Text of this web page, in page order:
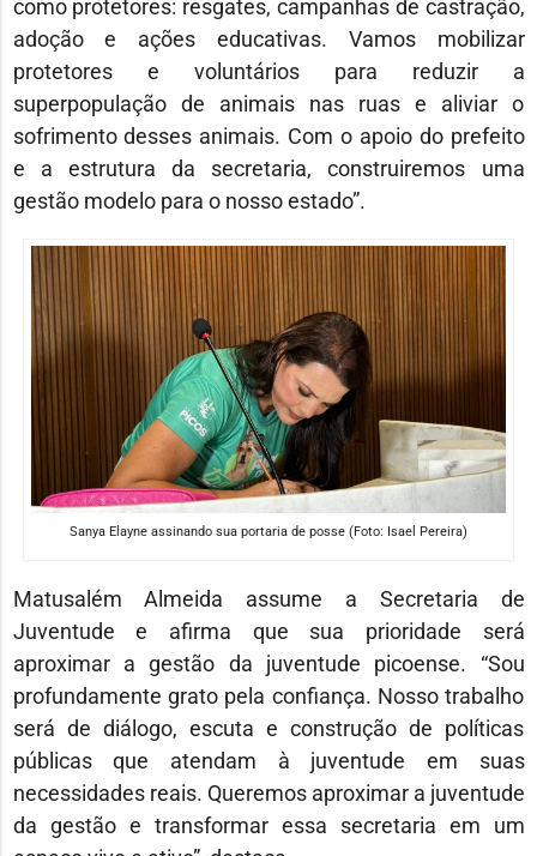
como protetores: resgates, campanhas de castração,
adoção e ações educativas. Vamos mobilizar
protetores e voluntários para reduzir a
superpopulação de animais nas ruas e aliviar o
sofrimento desses animais. Com o apoio do prefeito
e a estrutura da secretaria, construiremos uma
gestão modelo para o nosso estado”.
Sanya Elayne assinando sua portaria de posse (Foto: Isael Pereira)
Matusalém Almeida assume a Secretaria de
Juventude e afirma que sua prioridade será
aproximar a gestão da juventude picoense. “Sou
profundamente grato pela confiança. Nosso trabalho
será de diálogo, escuta e construção de políticas
públicas que atendam à juventude em suas
necessidades reais. Queremos aproximar a juventude
da gestão e transformar essa secretaria em um